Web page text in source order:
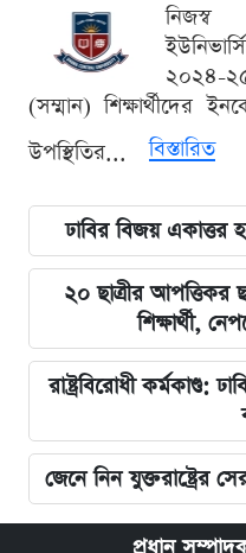
নিজস্ব
২০২৪-২৫
(সম্মান) শিক্ষার্থীদের
উপস্থিতির...
বিস্তারিত
ঢাবির বিজয় একাত্তর
২০ ছাত্রীর আপত্তিকর
শিক্ষার্থী,
রাষ্ট্রবিরোধী কর্মকাণ্ড:
জেনে নিন যুক্তরাষ্ট্রের